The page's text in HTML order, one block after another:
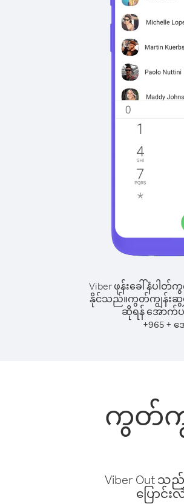
Viber ဖုန်းခေါ်နံပါ
နိုင်သည်။ကွတ်ကျွန်းဆွယ်
ဆိုရန် အောက်ပ
+965 + ဒ
ကွတ်က
Viber Out
ပြောင်